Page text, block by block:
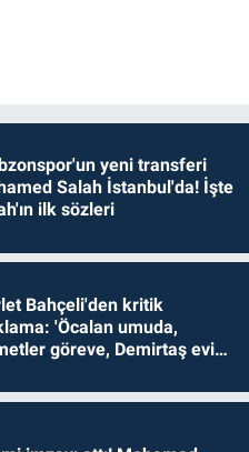
yeni transferi
Salah İstanbul'da! İşte
ilk sözleri
Bahçeli'den kritik
'Öcalan umuda,
göreve, Demirtaş evine